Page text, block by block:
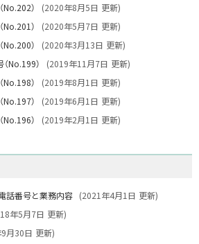
）
(2020年8月5日 更新)
）
(2020年5月7日 更新)
）
(2020年3月13日 更新)
No.199）
(2019年11月7日 更新)
）
(2019年8月1日 更新)
）
(2019年6月1日 更新)
）
(2019年2月1日 更新)
話番号と業務内容 (2021年4月1日 更新)
年5月7日 更新)
月30日 更新)